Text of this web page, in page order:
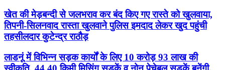
खेत की मेड़बन्दी से जलभराव कर बंद किए गए रास्ते को खुलवाया,
तिपनी-सिलनवाद रास्ता खुलवाने पुलिस इमदाद लेकर खुद पहुंची
तहसीलदार कुटेन्द्र राठौड़
लाडनूं में विभिन्न सड़क कार्यों के लिए 10 करोड़ 93 लाख की